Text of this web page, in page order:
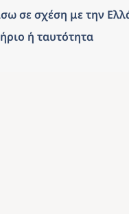
σε σχέση με την
ή ταυτότητα